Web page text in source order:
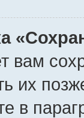
вам
их
в